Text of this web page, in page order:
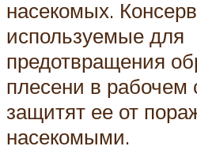
насекомых.
используемые для
предотвращения
плесени в рабочем
защитят ее от
насекомыми.